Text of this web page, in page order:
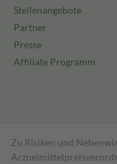
Stellenangebote
Partner
Presse
Affiliate Programm
Zu Risiken und